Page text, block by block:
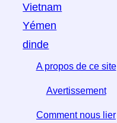
Vietnam
Yémen
dinde
A propos de ce site
Avertissement
Comment nous lier